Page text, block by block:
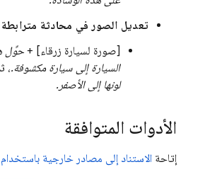
تعديل الصور في محادثة مترابطة
[صورة لسيارة زرقاء] +حوِّل
السيارة إلى سيارة مكشوفة.،
لونها إلى الأصفر.
الأدوات المتوافقة
إتاحة الاستناد إلى مصادر خارجية باستخدام